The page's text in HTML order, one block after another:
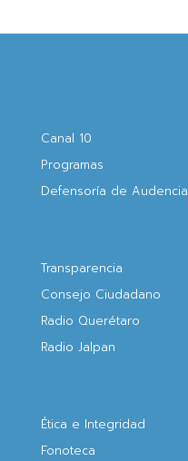
Canal 10
Programas
Defensoría de Audencia
Transparencia
Consejo Ciudadano
Radio Querétaro
Radio Jalpan
Ética e Integridad
Fonoteca